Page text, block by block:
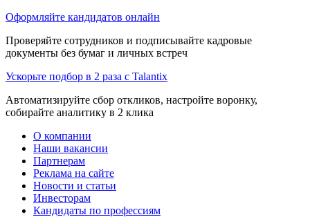
Оформляйте кандидатов онлайн
Проверяйте сотрудников и подписывайте кадровые
документы без бумаг и личных встреч
Ускорьте подбор в 2 раза с Talantix
Автоматизируйте сбор откликов, настройте воронку,
собирайте аналитику в 2 клика
О компании
Наши вакансии
Партнерам
Реклама на сайте
Новости и статьи
Инвесторам
Кандидаты по профессиям